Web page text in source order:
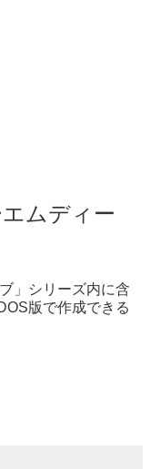
ムディー
」シリーズ内に含
版で作成できる